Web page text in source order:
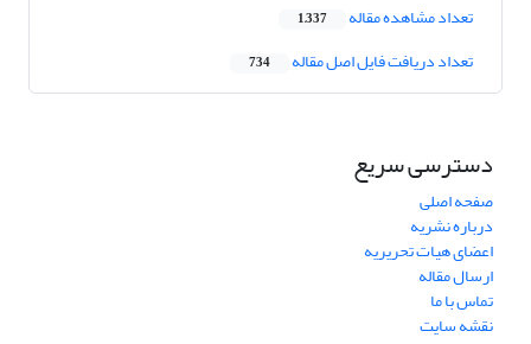
تعداد مشاهده مقاله 1,337
تعداد دریافت فایل اصل مقاله 734
دسترسی سریع
صفحه اصلی
درباره نشریه
اعضای هیات تحریریه
ارسال مقاله
تماس با ما
نقشه سایت